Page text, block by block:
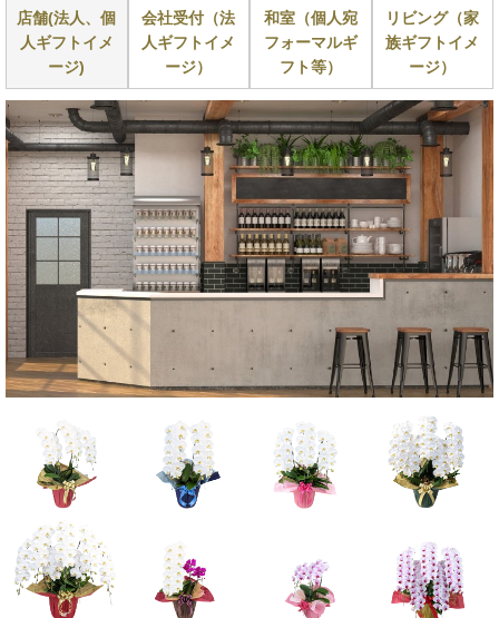
店舗(法人、個
人ギフトイメ
ージ)
会社受付（法
人ギフトイメ
ージ）
和室（個人宛
フォーマルギ
フト等）
リビング（家
族ギフトイメ
ージ）